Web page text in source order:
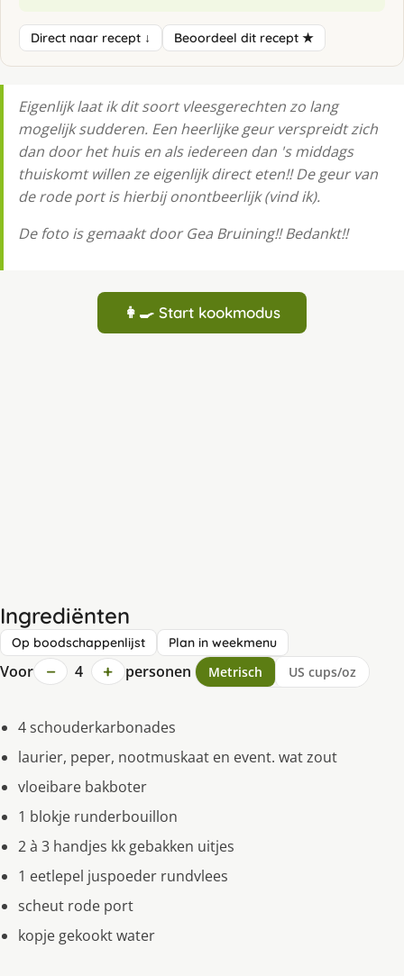
Direct naar recept ↓ Beoordeel dit recept ★
Eigenlijk laat ik dit soort vleesgerechten zo lang
mogelijk sudderen. Een heerlijke geur verspreidt zich
dan door het huis en als iedereen dan 's middags
thuiskomt willen ze eigenlijk direct eten!! De geur van
de rode port is hierbij onontbeerlijk (vind ik).
De foto is gemaakt door Gea Bruining!! Bedankt!!
👩‍🍳 Start kookmodus
Ingrediënten
Op boodschappenlijst Plan in weekmenu
Voor − 4 + personen Metrisch US cups/oz
4 schouderkarbonades
laurier, peper, nootmuskaat en event. wat zout
vloeibare bakboter
1 blokje runderbouillon
2 à 3 handjes kk gebakken uitjes
1 eetlepel juspoeder rundvlees
scheut rode port
kopje gekookt water